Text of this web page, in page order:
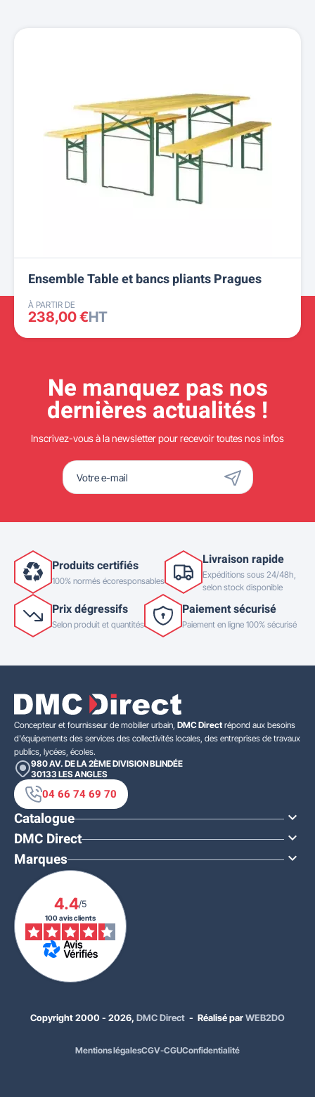
Ensemble Table et bancs pliants Pragues
À PARTIR DE
238,00 €HT
Ne manquez pas nos
dernières actualités !
Inscrivez-vous à la newsletter pour recevoir toutes nos infos
Produits certifiés
100% normés écoresponsables
Livraison rapide
Expéditions sous 24/48h,
selon stock disponible
Prix dégressifs
Selon produit et quantités
Paiement sécurisé
Paiement en ligne 100% sécurisé
Concepteur et fournisseur de mobilier urbain, DMC Direct répond aux besoins
d'équipements des services des collectivités locales, des entreprises de travaux
publics, lycées, écoles.
980 AV. DE LA 2ÈME DIVISION BLINDÉE
30133 LES ANGLES
04 66 74 69 70
Catalogue 
DMC Direct 
Marques 
4.4/5
100 avis clients
Copyright 2000 - 2026, DMC Direct - Réalisé parWEB2DO
Mentions légalesCGV-CGUConfidentialité